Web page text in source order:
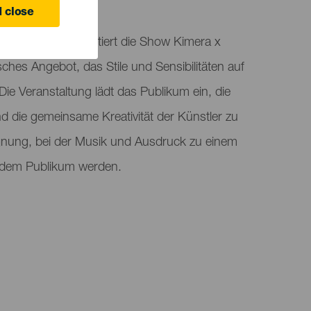
close
in Gáldar präsentiert die Show Kimera x
Angebot, das Stile und Sensibilitäten auf
Veranstaltung lädt das Publikum ein, die
die gemeinsame Kreativität der Künstler zu
bei der Musik und Ausdruck zu einem
Publikum werden.